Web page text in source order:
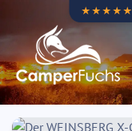
Zum Inhalt springen
★★★★★